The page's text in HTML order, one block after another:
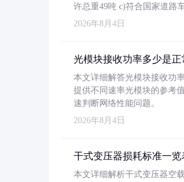
许总重49吨 c)符合国家道路
2026年8月4日
光模块接收功率多少是正
本文详细解答光模块接收功
提供不同速率光模块的参考
速判断网络性能问题。
2026年8月4日
干式变压器损耗标准一
本文详细解析干式变压器空